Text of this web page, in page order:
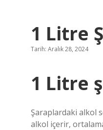
1 Litre
Tarih: Aralık 28, 2024
1 Litre
Şaraplardaki alkol
alkol içerir,